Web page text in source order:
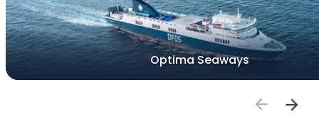
Optima Seaways